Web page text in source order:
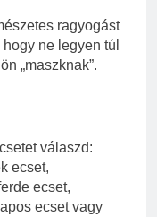
ragyogást
ne legyen túl
„maszknak”.
válaszd:
ecset,
ecset,
ecset vagy